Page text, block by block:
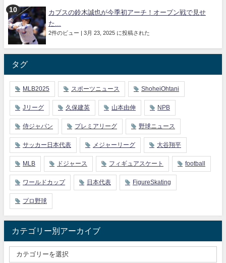
カブスの鈴木誠也が今季初アーチ！オープン戦で見せ
た...
2件のビュー 3月 23, 2025 に投稿された
タグ
MLB2025 スポーツニュース ShoheiOhtani
Jリーグ 久保建英 山本由伸 NPB
侍ジャパン プレミアリーグ 野球ニュース
サッカー日本代表 メジャーリーグ 大谷翔平
MLB ドジャース フィギュアスケート football
ワールドカップ 日本代表 FigureSkating
プロ野球
カテゴリー別アーカイブ